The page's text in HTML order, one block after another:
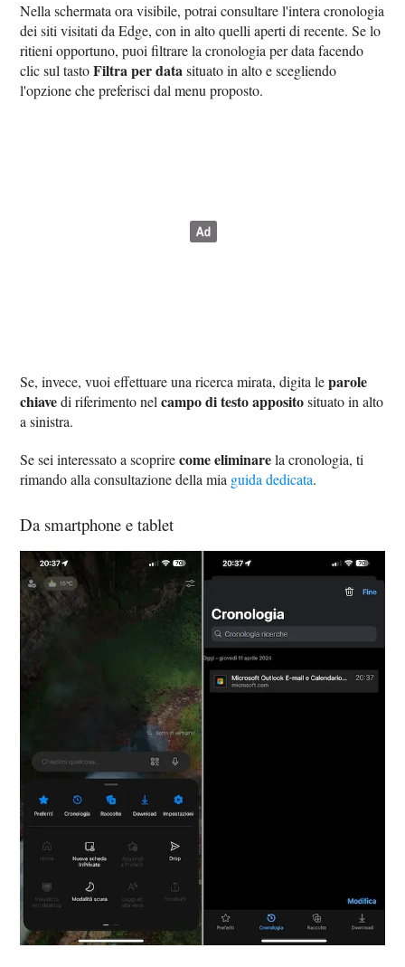
Nella schermata ora visibile, potrai consultare l'intera cronologia
dei siti visitati da Edge, con in alto quelli aperti di recente. Se lo
ritieni opportuno, puoi filtrare la cronologia per data facendo
clic sul tastoFiltra per datasituato in alto e scegliendo
l'opzione che preferisci dal menu proposto.
Se, invece, vuoi effettuare una ricerca mirata, digita leparole
chiavedi riferimento nelcampo di testo appositosituato in alto
a sinistra.
Se sei interessato a scoprirecome eliminarela cronologia, ti
rimando alla consultazione della mia guida dedicata.
Da smartphone e tablet